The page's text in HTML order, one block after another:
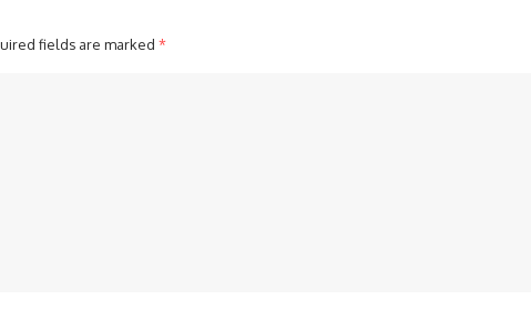
fields are marked *